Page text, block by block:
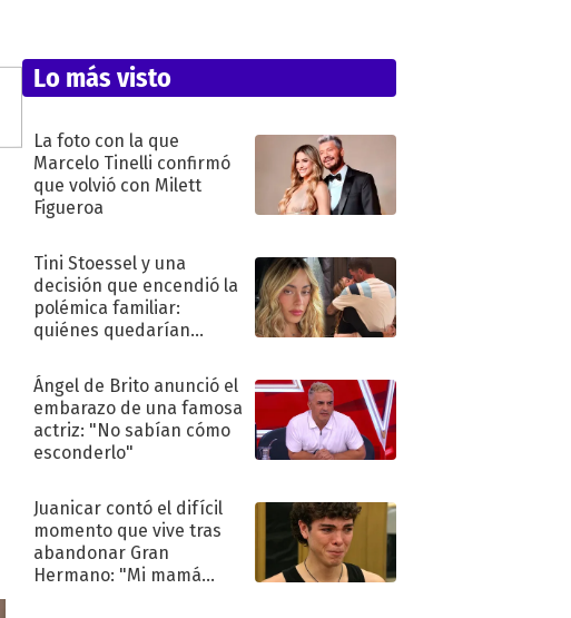
Lo más visto
La foto con la que
Marcelo Tinelli confirmó
que volvió con Milett
Figueroa
Tini Stoessel y una
decisión que encendió la
polémica familiar:
quiénes quedarían
Ángel de Brito anunció el
embarazo de una famosa
actriz: "No sabían cómo
esconderlo"
Juanicar contó el difícil
momento que vive tras
abandonar Gran
Hermano: "Mi mamá